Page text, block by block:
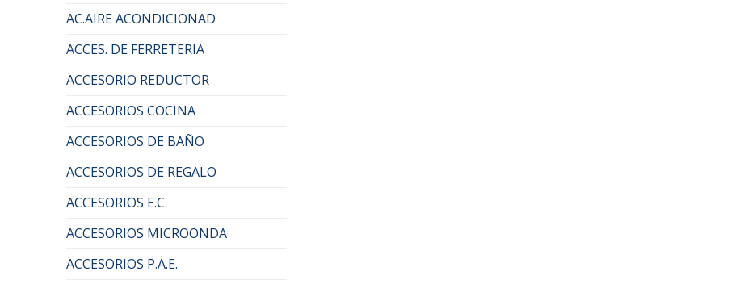
AC.AIRE ACONDICIONAD
ACCES. DE FERRETERIA
ACCESORIO REDUCTOR
ACCESORIOS COCINA
ACCESORIOS DE BAÑO
ACCESORIOS DE REGALO
ACCESORIOS E.C.
ACCESORIOS MICROONDA
ACCESORIOS P.A.E.